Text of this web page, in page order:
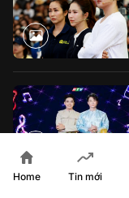
Home Tin mới